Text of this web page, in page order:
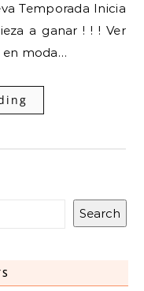
Temporada Inicia
a ganar ! ! ! Ver
en moda…
Search